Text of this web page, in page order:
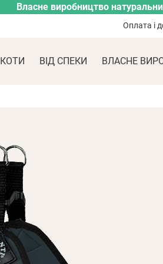
Власне виробництво
Оплата і
КОТИ ВІД СПЕКИ ВЛАСНЕ